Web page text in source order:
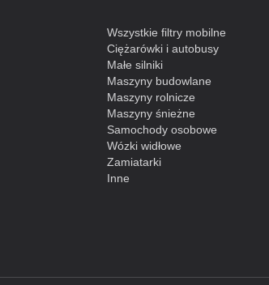
Wszystkie filtry mobilne
Ciężarówki i autobusy
Małe silniki
Maszyny budowlane
Maszyny rolnicze
Maszyny śnieżne
Samochody osobowe
Wózki widłowe
Zamiatarki
Inne